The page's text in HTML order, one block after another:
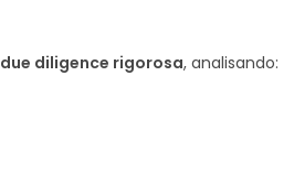
due diligence rigorosa, analisando: